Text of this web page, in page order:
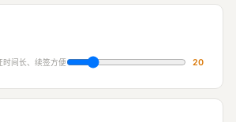
时间长、续签方便 20